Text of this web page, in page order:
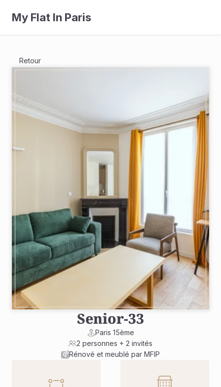
My Flat In Paris
Retour
Senior-33
Paris 15ème
2 personnes + 2 invités
Rénové et meublé par MFIP